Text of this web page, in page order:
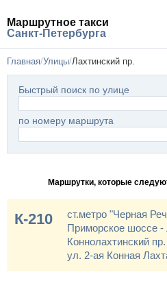
Маршрутное такси
Санкт-Петербурга
Главная Улицы Лахтинский пр.
Быстрый поиск по улице
по номеру маршрута
Маршрутки, которые
К-210
ст.метро "Черная
Приморское шоссе -
Коннолахтинский
ул. 2-ая Конная